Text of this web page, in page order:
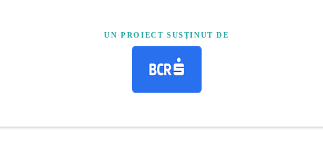
UN PROIECT SUSȚINUT DE